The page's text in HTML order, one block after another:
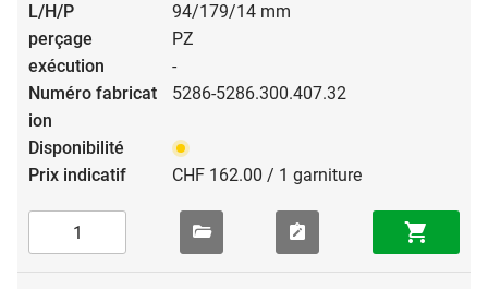
94/179/14 mm
PZ
-
5286-5286.300.407.32
CHF 162.00 / 1 garniture